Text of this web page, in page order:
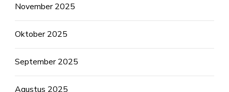
November 2025
Oktober 2025
September 2025
Agustus 2025